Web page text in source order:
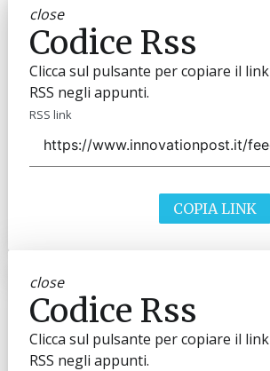
close
Codice Rss
Clicca sul pulsante per copiare il link
RSS negli appunti.
RSS link
COPIA LINK
close
Codice Rss
Clicca sul pulsante per copiare il link
RSS negli appunti.